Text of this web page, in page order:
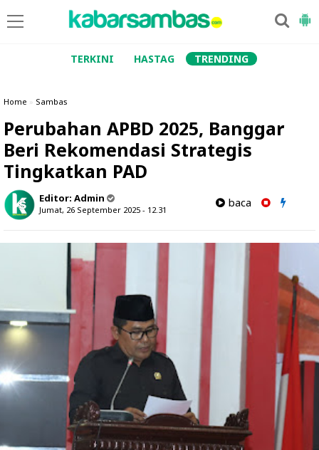
TERKINI HASTAG TRENDING
Home » Sambas
Perubahan APBD 2025, Banggar
Beri Rekomendasi Strategis
Tingkatkan PAD
Editor: Admin
Jumat, 26 September 2025 - 12.31
baca